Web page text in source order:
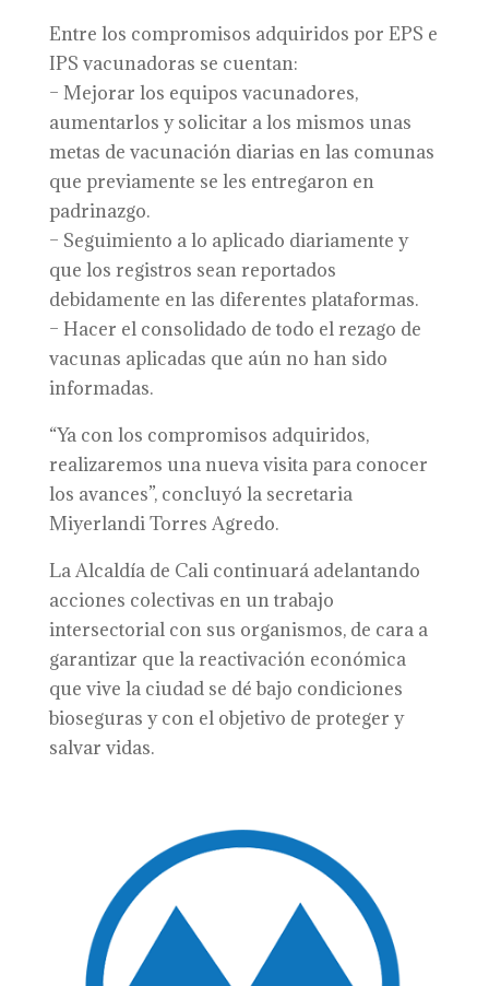
Entre los compromisos adquiridos por EPS e
IPS vacunadoras se cuentan:
– Mejorar los equipos vacunadores,
aumentarlos y solicitar a los mismos unas
metas de vacunación diarias en las comunas
que previamente se les entregaron en
padrinazgo.
– Seguimiento a lo aplicado diariamente y
que los registros sean reportados
debidamente en las diferentes plataformas.
– Hacer el consolidado de todo el rezago de
vacunas aplicadas que aún no han sido
informadas.
“Ya con los compromisos adquiridos,
realizaremos una nueva visita para conocer
los avances”, concluyó la secretaria
Miyerlandi Torres Agredo.
La Alcaldía de Cali continuará adelantando
acciones colectivas en un trabajo
intersectorial con sus organismos, de cara a
garantizar que la reactivación económica
que vive la ciudad se dé bajo condiciones
bioseguras y con el objetivo de proteger y
salvar vidas.